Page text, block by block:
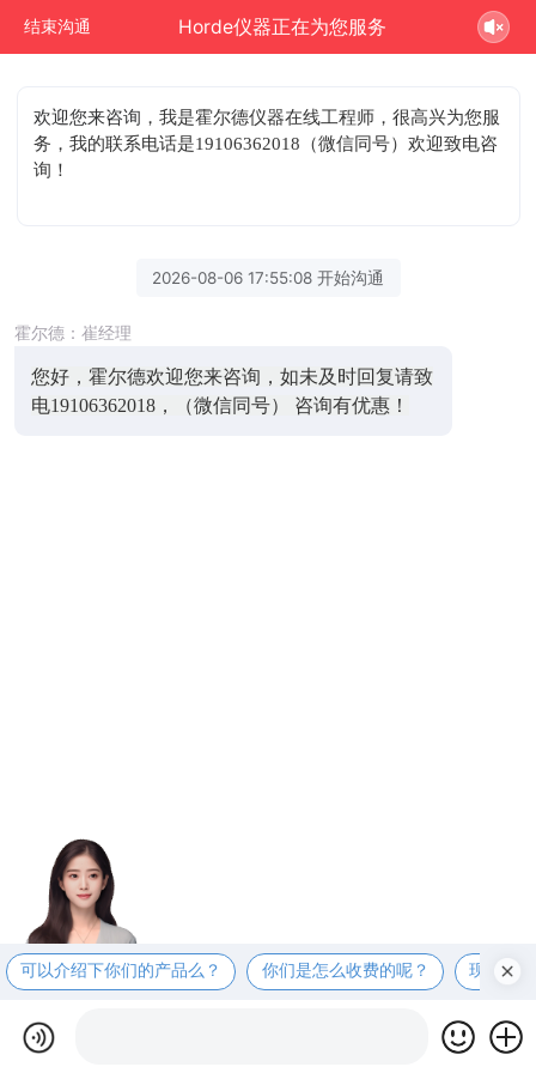
结束沟通 Horde仪器正在为您服务
欢迎您来咨询 ，我是霍尔德仪器在线工程师，很高兴为您服
务，我的联系电话是19106362018（微信同号）欢迎致电咨
询！
2026-08-06 17:55:08 开始沟通
霍尔德：崔经理
您好，霍尔德欢迎您来咨询，如未及时回复请致
电19106362018，（微信同号） 咨询有优惠！
可以介绍下你们的产品么？ 你们是怎么收费的呢？ 现在有